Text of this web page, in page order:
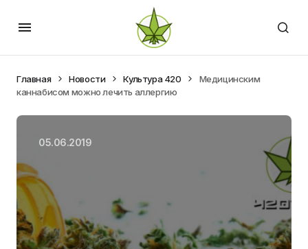
Главная Новости Культура 420
Медицинским
каннабисом можно лечить аллергию
05.06.2019